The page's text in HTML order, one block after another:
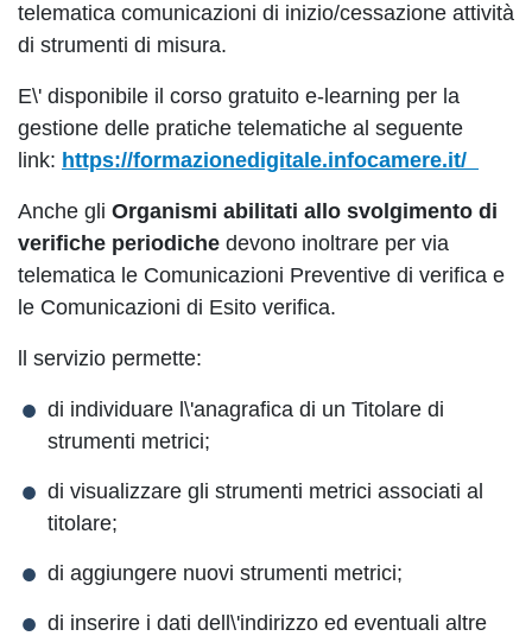
telematica comunicazioni di inizio/cessazione attività
di strumenti di misura.
E\' disponibile il corso gratuito e-learning per la
gestione delle pratiche telematiche al seguente
link: https://formazionedigitale.infocamere.it/
Anche gli Organismi abilitati allo svolgimento di
verifiche periodiche devono inoltrare per via
telematica le Comunicazioni Preventive di verifica e
le Comunicazioni di Esito verifica.
ll servizio permette:
di individuare l\'anagrafica di un Titolare di
strumenti metrici;
di visualizzare gli strumenti metrici associati al
titolare;
di aggiungere nuovi strumenti metrici;
di inserire i dati dell\'indirizzo ed eventuali altre